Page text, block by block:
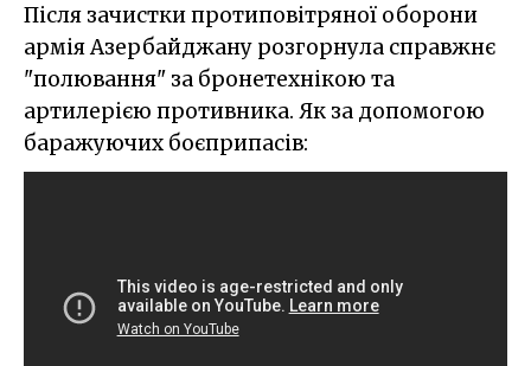
Після зачистки протиповітряної оборони
армія Азербайджану розгорнула справжнє
"полювання" за бронетехнікою та
артилерією противника. Як за допомогою
баражуючих боєприпасів: